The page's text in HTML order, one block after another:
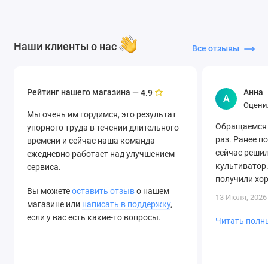
Наши клиенты о нас Все отзывы
Рейтинг нашего магазина —4.9
Мы очень им гордимся, это результат
упорного труда в течении длительного
времени и сейчас наша команда
ежедневно работает над улучшением
сервиса.
Вы можетеоставить отзыво нашем
магазине или написать в поддержку,
если у вас есть какие-то вопросы.
А
Анна
Обращаемся
раз. Ранее
сейчас
получили
13 Июля, 2026
Читать